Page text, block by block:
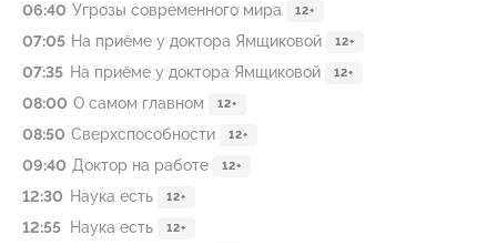
06:40 Угрозы современного мира 12+
07:05 На приёме у доктора Ямщиковой 12+
07:35 На приёме у доктора Ямщиковой 12+
08:00 О самом главном 12+
08:50 Сверхспособности 12+
09:40 Доктор на работе 12+
12:30 Наука есть 12+
12:55 Наука есть 12+